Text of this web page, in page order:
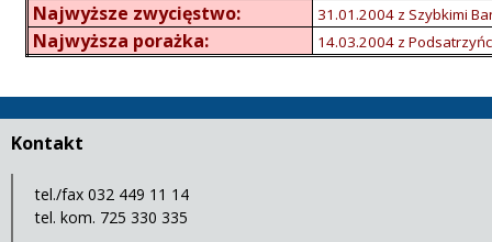
Najwyższe zwycięstwo: 31.01.2004 z Szybkimi
Najwyższa porażka: 14.03.2004 z
Kontakt
tel./fax 032 449 11 14
tel. kom. 725 330 335